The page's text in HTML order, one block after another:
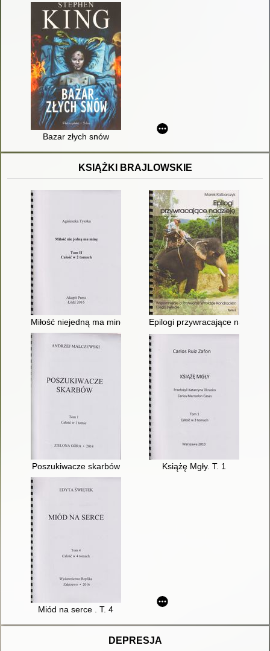
Bazar złych snów
KSIĄŻKI BRAJLOWSKIE
Miłość niejedną ma minę. T. 2 Epilogi przywracające
Poszukiwacze skarbów Książę Mgły. T. 1
Miód na serce . T. 4
DEPRESJA